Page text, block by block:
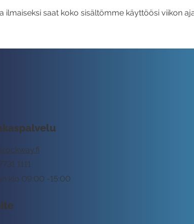
ilmaiseksi saat koko sisältömme käyttöösi viikon
klo 09:00 -15:00
1111